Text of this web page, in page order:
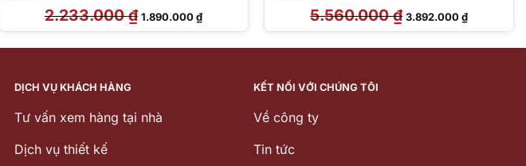
2.233.000₫ Giá
gốc
là:
1.890.000₫Giá
hiện
tại
1.890.000 ₫.
5.560.000₫ Giá
gốc
là:
3.892.000₫Giá
hiện
tại
3.892.000
DỊCH VỤ KHÁCH HÀNG
Tư vấn xem hàng tại nhà
Dịch vụ thiết kế
KẾT NỐI VỚI CHÚNG TÔI
Về công ty
Tin tức